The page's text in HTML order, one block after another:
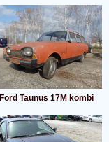
Ford Taunus 17M kombi